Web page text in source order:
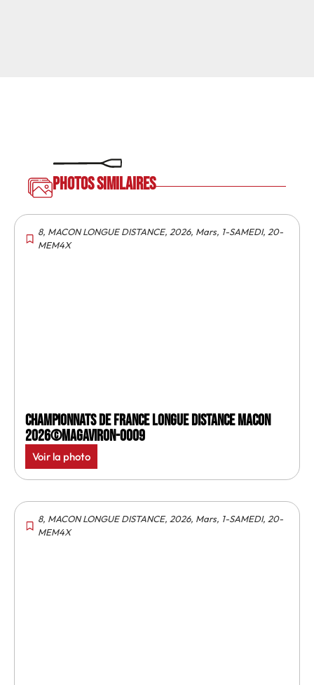
Photos similaires
8, MACON LONGUE DISTANCE, 2026, Mars, 1-SAMEDI, 20-
MEM4X
Championnats de France longue distance Macon
2026©MagAviron-0009
Voir la photo
8, MACON LONGUE DISTANCE, 2026, Mars, 1-SAMEDI, 20-
MEM4X